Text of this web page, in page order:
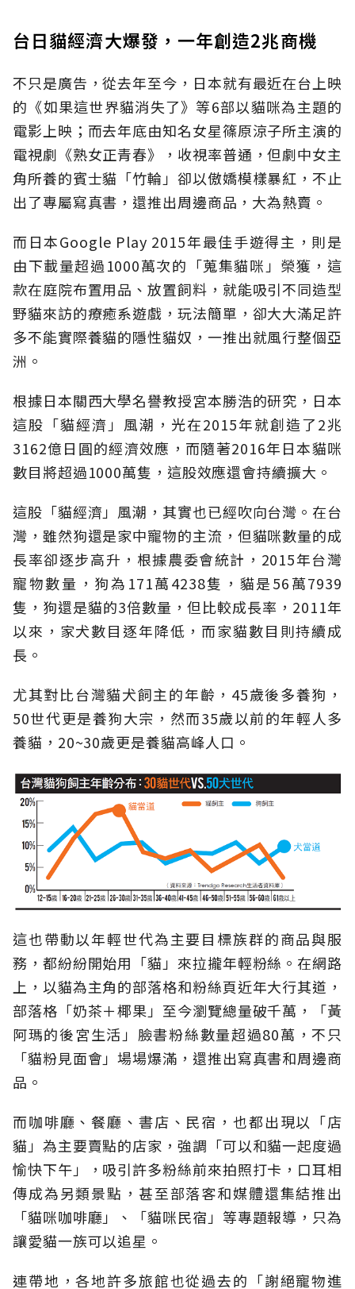
台日貓經濟大爆發，一年創造2兆商機
不只是廣告，從去年至今，日本就有最近在台上映
的《如果這世界貓消失了》等6部以貓咪為主題的
電影上映；而去年底由知名女星篠原涼子所主演的
電視劇《熟女正青春》，收視率普通，但劇中女主
角所養的賓士貓「竹輪」卻以傲嬌模樣暴紅，不止
出了專屬寫真書，還推出周邊商品，大為熱賣。
而日本Google Play 2015年最佳手遊得主，則是
由下載量超過1000萬次的「蒐集貓咪」榮獲，這
款在庭院布置用品、放置飼料，就能吸引不同造型
野貓來訪的療癒系遊戲，玩法簡單，卻大大滿足許
多不能實際養貓的隱性貓奴，一推出就風行整個亞
洲。
根據日本關西大學名譽教授宮本勝浩的研究，日本
這股「貓經濟」風潮，光在2015年就創造了2兆
3162億日圓的經濟效應，而隨著2016年日本貓咪
數目將超過1000萬隻，這股效應還會持續擴大。
這股「貓經濟」風潮，其實也已經吹向台灣。在台
灣，雖然狗還是家中寵物的主流，但貓咪數量的成
長率卻逐步高升，根據農委會統計，2015年台灣
寵物數量，狗為171萬4238隻，貓是56萬7939
隻，狗還是貓的3倍數量，但比較成長率，2011年
以來，家犬數目逐年降低，而家貓數目則持續成
長。
尤其對比台灣貓犬飼主的年齡，45歲後多養狗，
50世代更是養狗大宗，然而35歲以前的年輕人多
養貓，20~30歲更是養貓高峰人口。
這也帶動以年輕世代為主要目標族群的商品與服
務，都紛紛開始用「貓」來拉攏年輕粉絲。在網路
上，以貓為主角的部落格和粉絲頁近年大行其道，
部落格「奶茶＋椰果」至今瀏覽總量破千萬，「黃
阿瑪的後宮生活」臉書粉絲數量超過80萬，不只
「貓粉見面會」場場爆滿，還推出寫真書和周邊商
品。
而咖啡廳、餐廳、書店、民宿，也都出現以「店
貓」為主要賣點的店家，強調「可以和貓一起度過
愉快下午」，吸引許多粉絲前來拍照打卡，口耳相
傳成為另類景點，甚至部落客和媒體還集結推出
「貓咪咖啡廳」、「貓咪民宿」等專題報導，只為
讓愛貓一族可以追星。
連帶地，各地許多旅館也從過去的「謝絕寵物進